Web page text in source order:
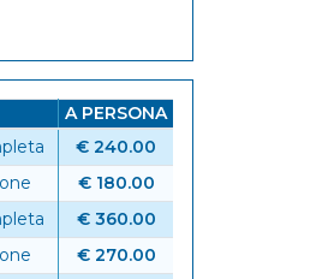
A PERSONA
€ 240.00
€ 180.00
€ 360.00
€ 270.00